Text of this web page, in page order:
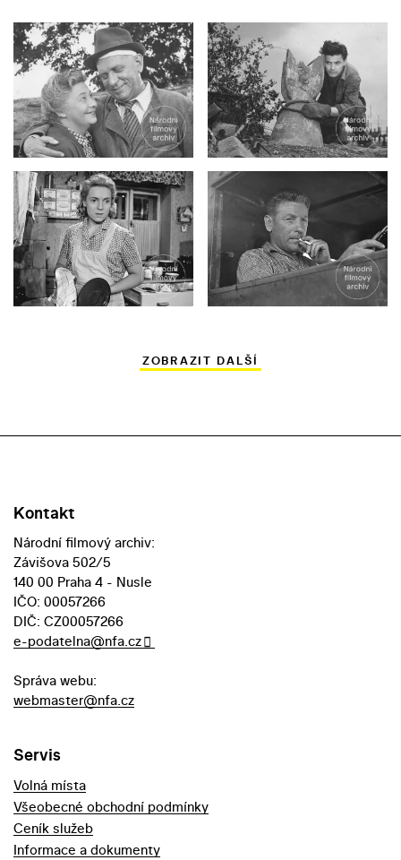
ZOBRAZIT DALŠÍ
Kontakt
Národní filmový archiv:
Závišova 502/5
140 00 Praha 4 - Nusle
IČO: 00057266
DIČ: CZ00057266
e-podatelna@nfa.cz
Správa webu:
webmaster@nfa.cz
Servis
Volná místa
Všeobecné obchodní podmínky
Ceník služeb
Informace a dokumenty